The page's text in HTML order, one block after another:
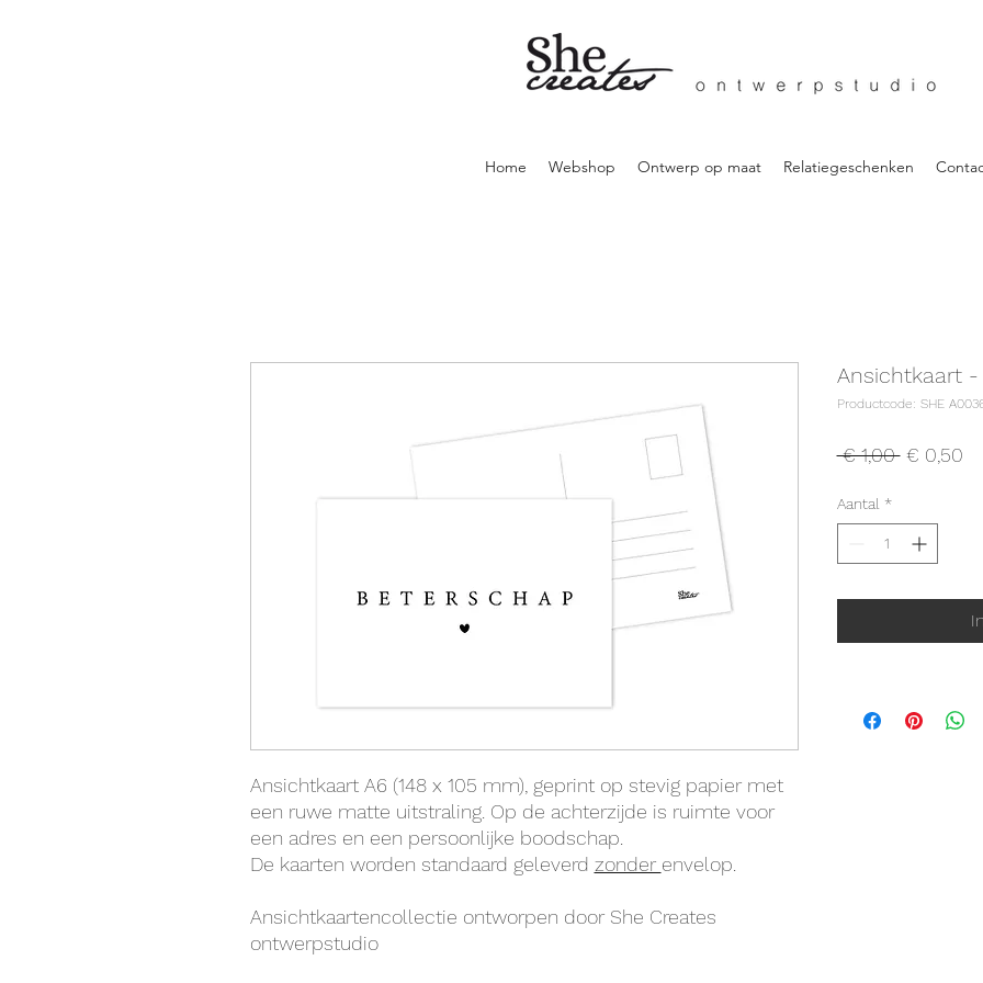
Home Webshop Ontwerp op maat Relatiegeschenken
Ansichtkaart A6 (148 x 105 mm), geprint op stevig papier met
een ruwe matte uitstraling. Op de achterzijde is ruimte voor
een adres en een persoonlijke boodschap.
De kaarten worden standaard geleverd zonder envelop.
Ansichtkaartencollectie ontworpen door She Creates
ontwerpstudio
Ansichtkaart
Productcode: SHE
€ 1,00 Normale
€ 0,50
Aantal *